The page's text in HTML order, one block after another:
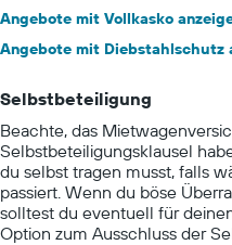
Angebote mit Vollkasko
Angebote mit Diebstahlschutz
Selbstbeteiligung
Beachte, das
Selbstbeteiligungsklausel
du selbst tragen musst, falls
passiert. Wenn du böse
solltest du eventuell für
Option zum Ausschluss der